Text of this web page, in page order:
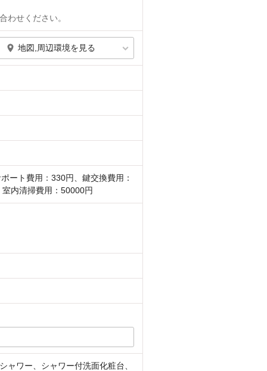
わせください。
地図,周辺環境を見る
ート費用：330円、鍵交換費用：
内清掃費用：50000円
ワー、シャワー付洗面化粧台、